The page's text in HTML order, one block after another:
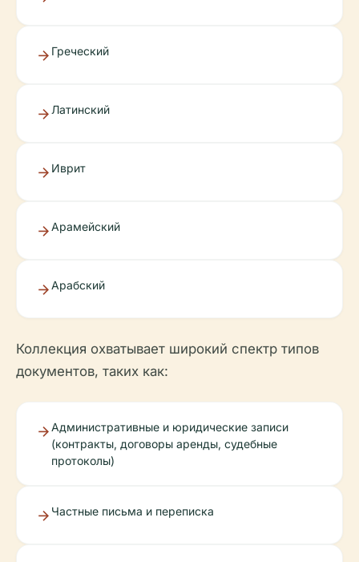
Греческий
Латинский
Иврит
Арамейский
Арабский
Коллекция охватывает широкий спектр типов
документов, таких как:
Административные и юридические записи
(контракты, договоры аренды, судебные
протоколы)
Частные письма и переписка